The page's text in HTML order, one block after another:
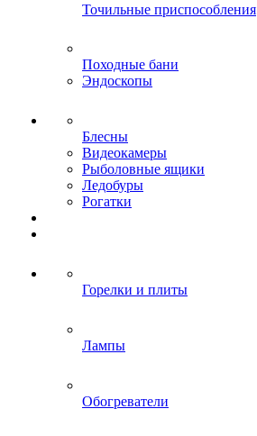
Точильные приспособления
Походные бани
Эндоскопы
Блесны
Видеокамеры
Рыболовные ящики
Ледобуры
Рогатки
Горелки и плиты
Лампы
Обогреватели